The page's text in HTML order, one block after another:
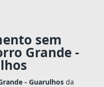
sem
Grande -
- Guarulhosda